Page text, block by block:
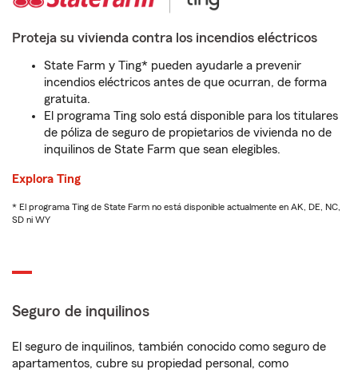
Proteja su vivienda contra los incendios eléctricos
State Farm y Ting* pueden ayudarle a prevenir
incendios eléctricos antes de que ocurran, de forma
gratuita.
El programa Ting solo está disponible para los titulares
de póliza de seguro de propietarios de vivienda no de
inquilinos de State Farm que sean elegibles.
Explora Ting
* El programa Ting de State Farm no está disponible actualmente en AK, DE, NC,
SD ni WY
Seguro de inquilinos
El seguro de inquilinos, también conocido como seguro de
apartamentos, cubre su propiedad personal, como